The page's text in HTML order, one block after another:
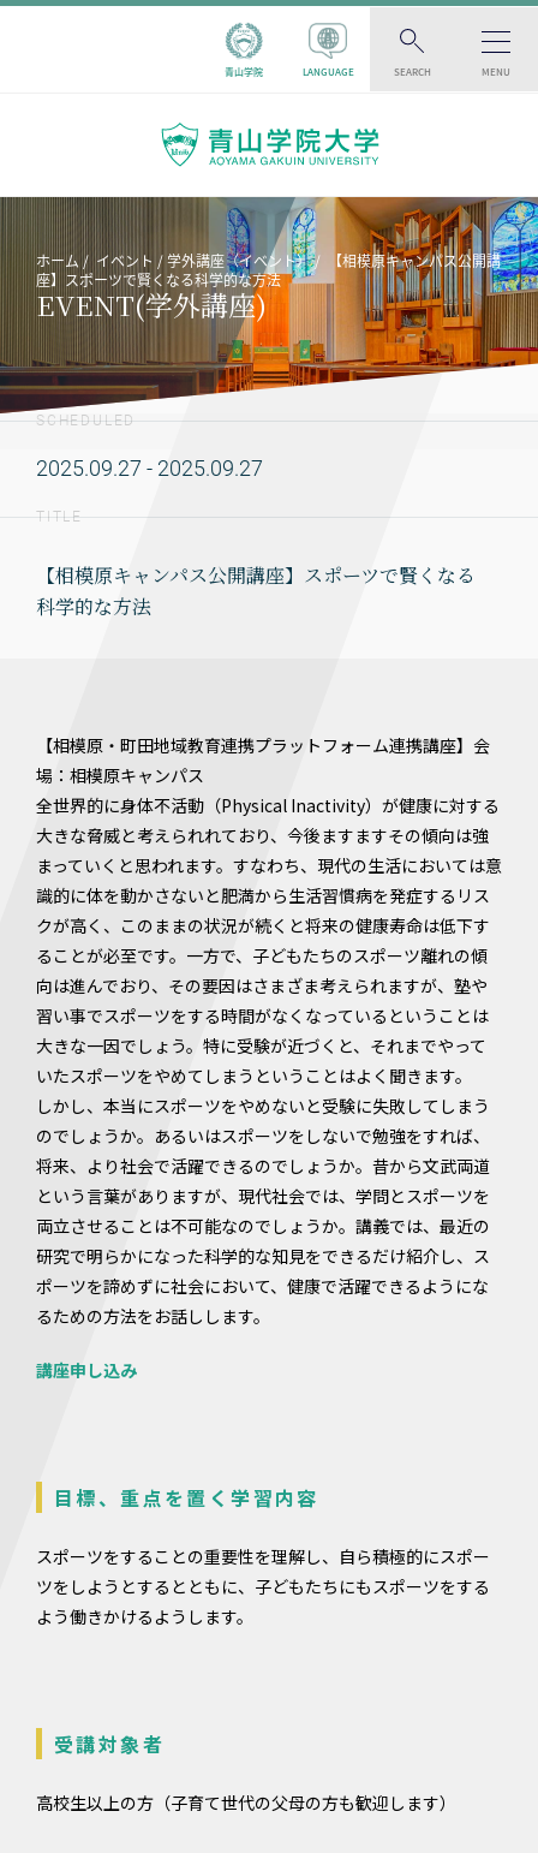
青山学院 LANGUAGE SEARCH MENU
ホーム イベント 学外講座（イベント）
【相模原キャンパス公開講
座】スポーツで賢くなる科学的な方法
EVENT(学外講座)
SCHEDULED
2025.09.27 - 2025.09.27
TITLE
【相模原キャンパス公開講座】スポーツで賢くなる
科学的な方法
【相模原・町田地域教育連携プラットフォーム連携講座】会
場：相模原キャンパス
全世界的に身体不活動（Physical Inactivity）が健康に対する
大きな脅威と考えられれており、今後ますますその傾向は強
まっていくと思われます。すなわち、現代の生活においては意
識的に体を動かさないと肥満から生活習慣病を発症するリス
クが高く、このままの状況が続くと将来の健康寿命は低下す
ることが必至です。一方で、子どもたちのスポーツ離れの傾
向は進んでおり、その要因はさまざま考えられますが、塾や
習い事でスポーツをする時間がなくなっているということは
大きな一因でしょう。特に受験が近づくと、それまでやって
いたスポーツをやめてしまうということはよく聞きます。
しかし、本当にスポーツをやめないと受験に失敗してしまう
のでしょうか。あるいはスポーツをしないで勉強をすれば、
将来、より社会で活躍できるのでしょうか。昔から文武両道
という言葉がありますが、現代社会では、学問とスポーツを
両立させることは不可能なのでしょうか。講義では、最近の
研究で明らかになった科学的な知見をできるだけ紹介し、ス
ポーツを諦めずに社会において、健康で活躍できるようにな
るための方法をお話しします。
講座申し込み
目標、重点を置く学習内容
スポーツをすることの重要性を理解し、自ら積極的にスポー
ツをしようとするとともに、子どもたちにもスポーツをする
よう働きかけるようします。
受講対象者
高校生以上の方（子育て世代の父母の方も歓迎します）